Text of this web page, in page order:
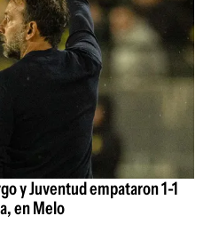
y Juventud empataron 1-1
en Melo